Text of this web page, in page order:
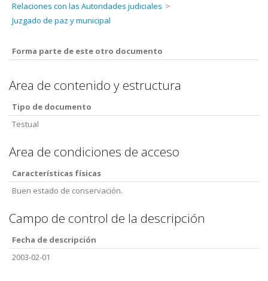
Relaciones con las Autoridades judiciales
Juzgado de paz y municipal
Forma parte de este otro documento
Area de contenido y estructura
Tipo de documento
Testual
Area de condiciones de acceso
Características físicas
Buen estado de conservación.
Campo de control de la descripción
Fecha de descripción
2003-02-01